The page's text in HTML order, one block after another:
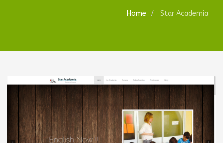
Home Star Academia